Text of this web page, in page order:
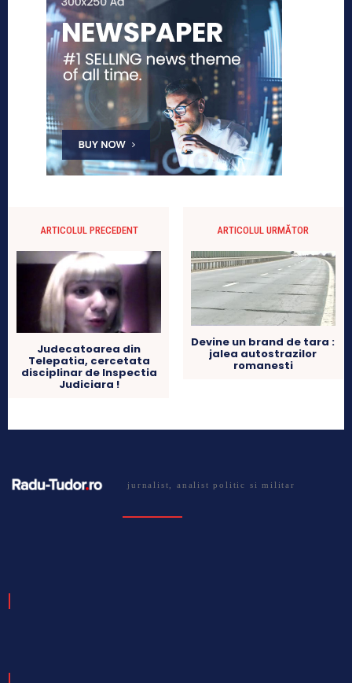
ARTICOLUL PRECEDENT
Judecatoarea din
Telepatia, cercetata
disciplinar de Inspectia
Judiciara !
ARTICOLUL URMĂTOR
Devine un brand de tara :
jalea autostrazilor
romanesti
jurnalist, analist politic si militar